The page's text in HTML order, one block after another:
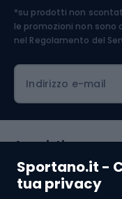
Sportano.it -
tua privacy
Abbigliamento
*su prodotti non
le promozioni non sono
nel Regolamento del
Indirizzo e-mail
Acquisti
Servizio clienti